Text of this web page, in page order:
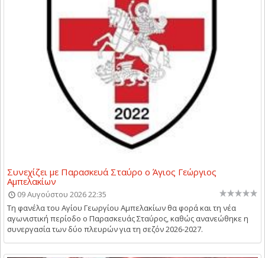
Συνεχίζει με Παρασκευά Σταύρο ο Άγιος Γεώργιος
Αμπελακίων
09 Αυγούστου 2026 22:35
Τη φανέλα του Αγίου Γεωργίου Αμπελακίων θα φορά και τη νέα
αγωνιστική περίοδο ο Παρασκευάς Σταύρος, καθώς ανανεώθηκε η
συνεργασία των δύο πλευρών για τη σεζόν 2026-2027.